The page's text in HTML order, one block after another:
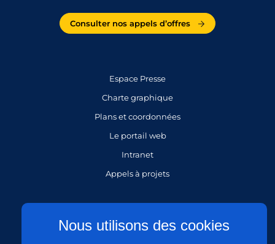
Consulter nos appels d’offres
Espace Presse
Charte graphique
Plans et coordonnées
Le portail web
Intranet
Appels à projets
Nous utilisons des cookies